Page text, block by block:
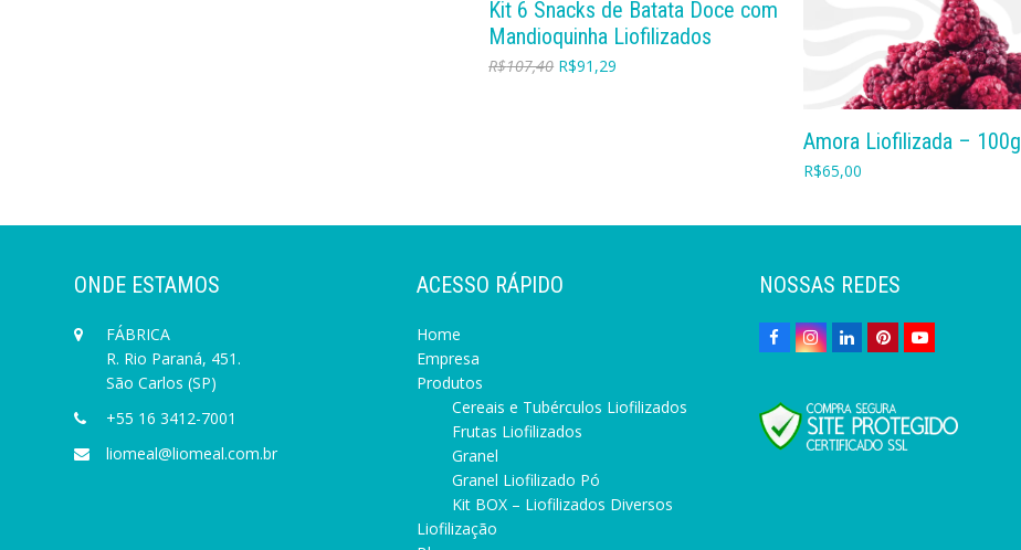
Kit 6 Snacks de Batata Doce com
Mandioquinha Liofilizados
R$107,40 R$91,29
COMPRAR
Amora Liofilizada – 100g
R$65,00
ONDE ESTAMOS
FÁBRICA
R. Rio Paraná, 451.
São Carlos (SP)
+55 16 3412-7001
liomeal@liomeal.com.br
ACESSO RÁPIDO
Home
Empresa
Produtos
Cereais e Tubérculos Liofilizados
Frutas Liofilizados
Granel
Granel Liofilizado Pó
Kit BOX – Liofilizados Diversos
Liofilização
NOSSAS REDES